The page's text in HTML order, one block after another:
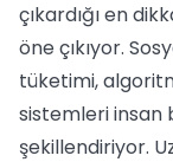
çıkardığı en
öne çıkıyor.
tüketimi,
sistemleri insan
şekillendiriyor.